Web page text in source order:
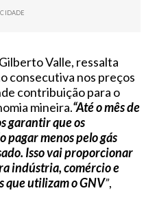
Valle, ressalta
consecutiva nos preços
contribuição para o
mineira.“Até o mês de
garantir que os
pagar menos pelo gás
Isso vai proporcionar
indústria, comércio e
que utilizam o GNV”,